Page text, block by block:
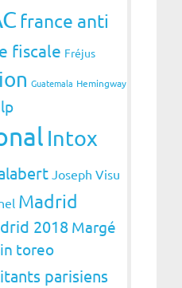
france anti
fiscale Fréjus
Guatemala Hemingway
Intox
Joseph Visu
Madrid
2018 Margé
toreo
parisiens